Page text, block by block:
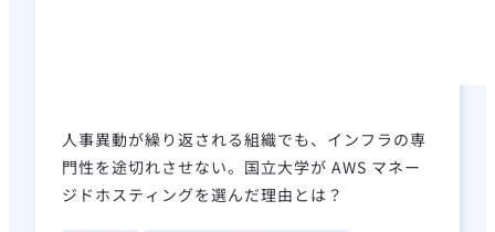
人事異動が繰り返される組織でも、インフラの専
門性を途切れさせない。国立大学が AWS マネー
ジドホスティングを選んだ理由とは？